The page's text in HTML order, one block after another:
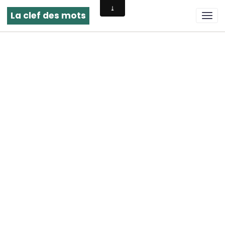
La clef des mots